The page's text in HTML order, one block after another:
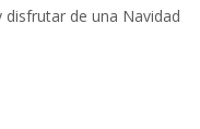
de una Navidad